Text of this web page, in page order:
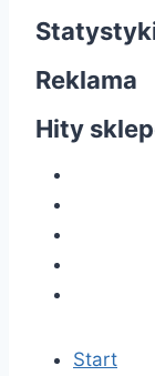
Reklama
Hity
Start